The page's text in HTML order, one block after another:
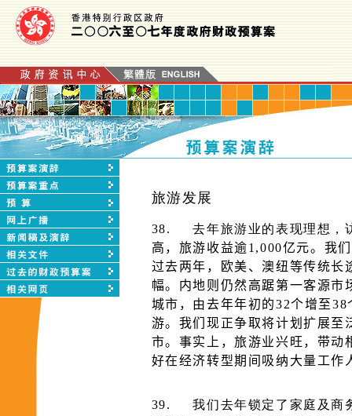
旅游发展
38.去年旅游业的表现理想，
高，旅游收益逾1,000亿元。我
过去两年，欧美、澳纽等传统长
幅。内地则仍然高踞第一客源
城市，由去年年初的32个增至
游。我们现正争取将计划扩展至
市。事实上，旅游业兴旺，带动
好在经济转型期间吸纳大量工作
39.
我们去年锁定了家庭及商